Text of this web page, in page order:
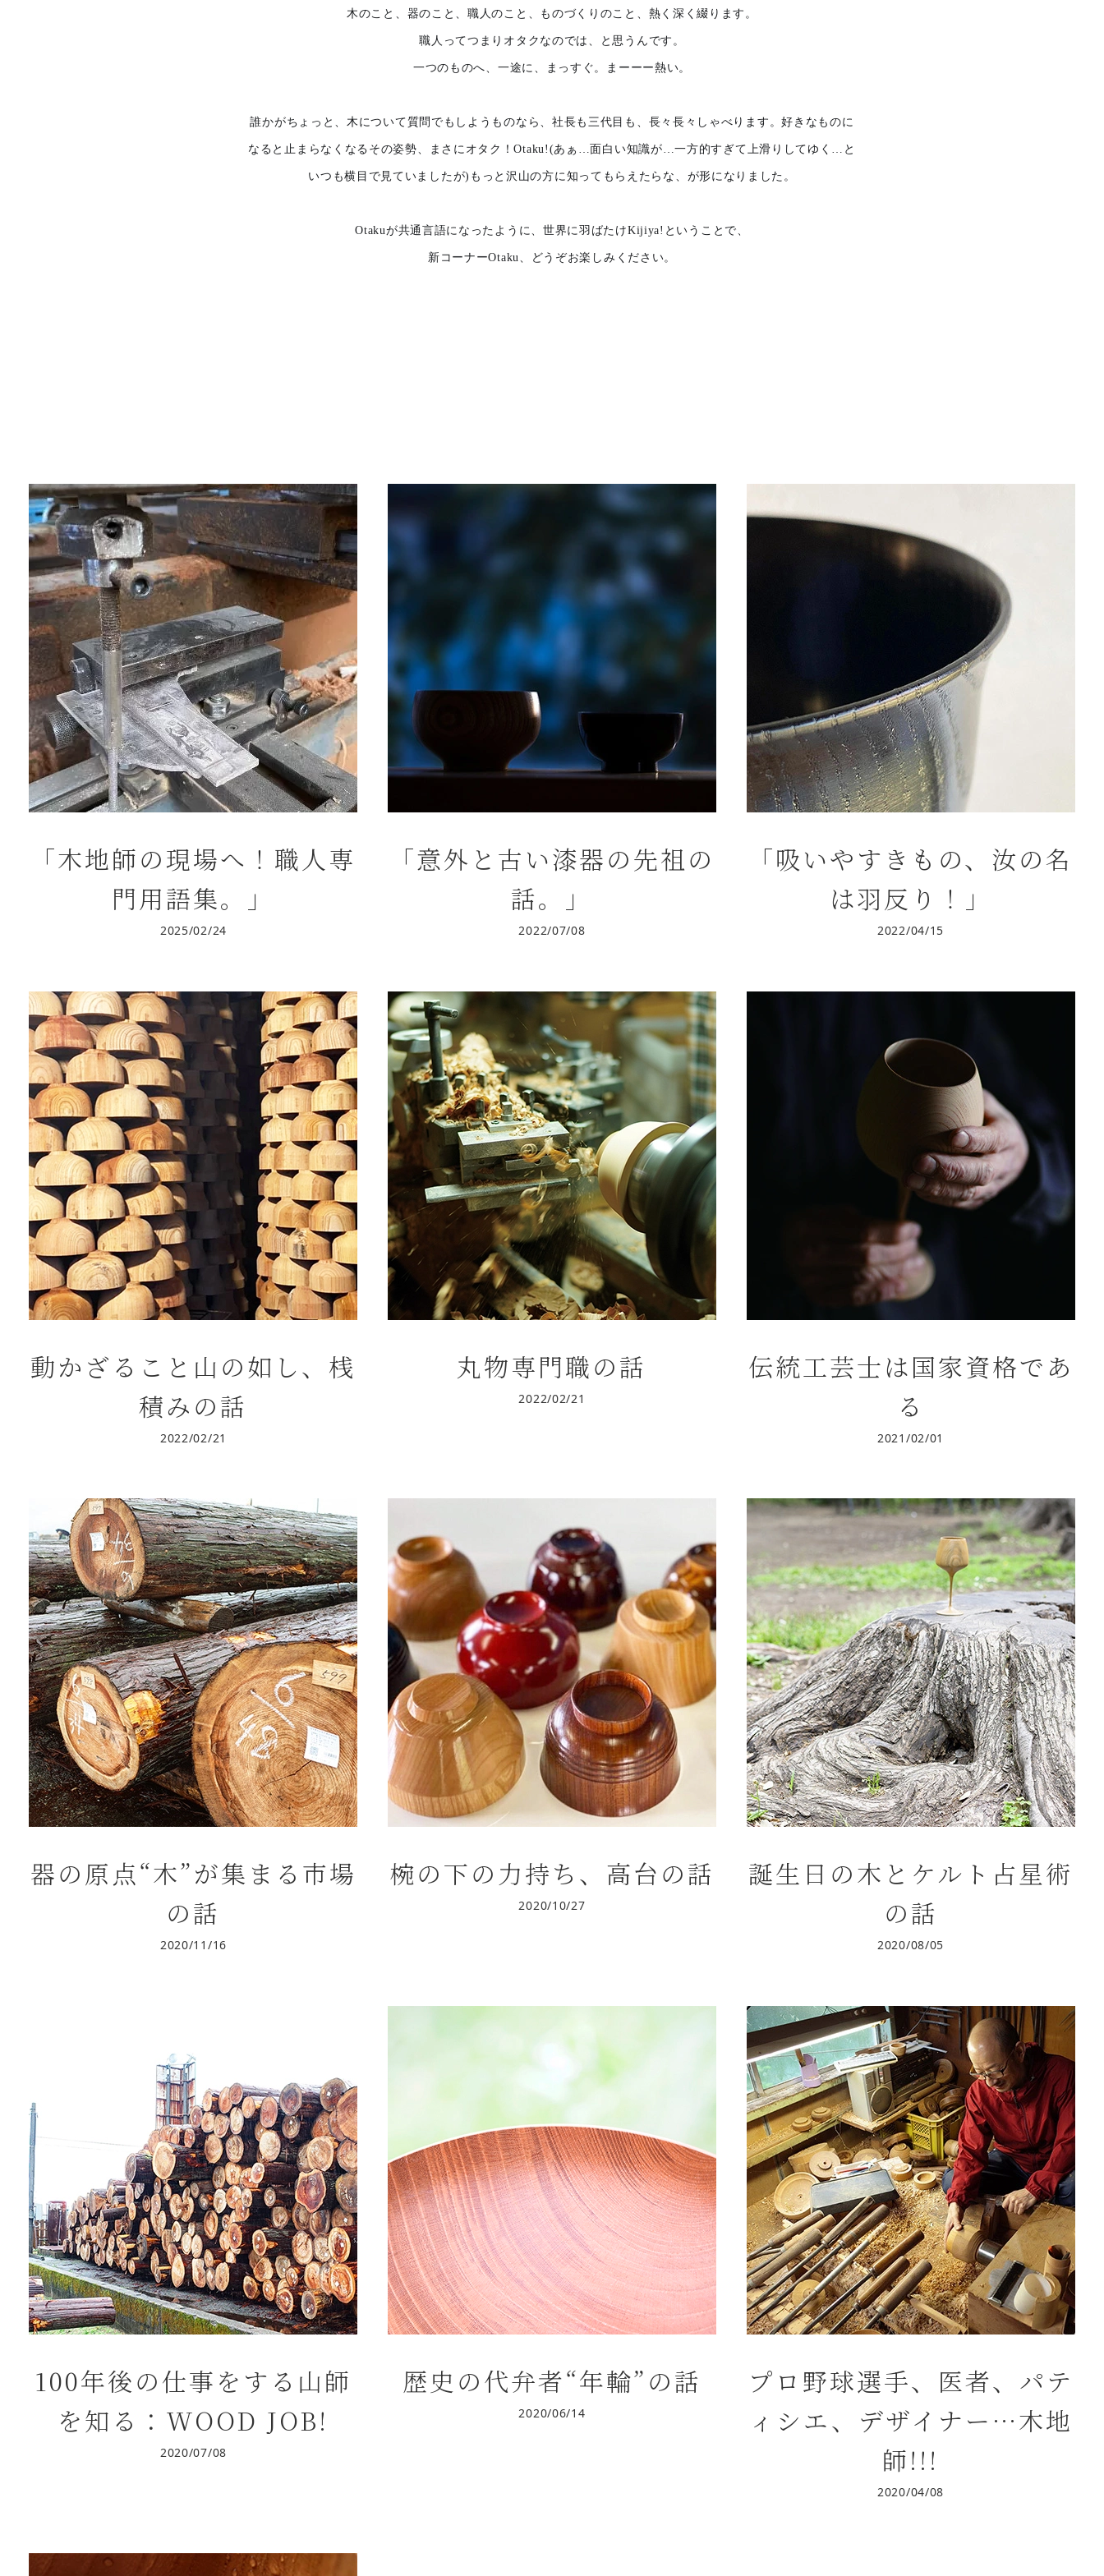
木のこと、器のこと、職人のこと、ものづくりのこと、熱く深く綴ります。
職人ってつまりオタクなのでは、と思うんです。
一つのものへ、一途に、まっすぐ。まーーー熱い。
誰かがちょっと、木について質問でもしようものなら、社長も三代目も、長々長々しゃべります。好きなものに
なると止まらなくなるその姿勢、まさにオタク！Otaku!(あぁ…面白い知識が…一方的すぎて上滑りしてゆく…と
いつも横目で見ていましたが)もっと沢山の方に知ってもらえたらな、が形になりました。
Otakuが共通言語になったように、世界に羽ばたけKijiya! ということで、
新コーナーOtaku、どうぞお楽しみください。
「木地師の現場へ！職人専
門用語集。」
2025/02/24
「意外と古い漆器の先祖の
話。」
2022/07/08
「吸いやすきもの、汝の名
は羽反り！」
2022/04/15
動かざること山の如し、桟
積みの話
2022/02/21
丸物専門職の話
2022/02/21
伝統工芸士は国家資格であ
る
2021/02/01
器の原点“木”が集まる市場
の話
2020/11/16
椀の下の力持ち、高台の話
2020/10/27
誕生日の木とケルト占星術
の話
2020/08/05
100年後の仕事をする山師
を知る：WOOD JOB!
2020/07/08
歴史の代弁者“年輪”の話
2020/06/14
プロ野球選手、医者、パテ
ィシエ、デザイナー…木地
師!!!
2020/04/08